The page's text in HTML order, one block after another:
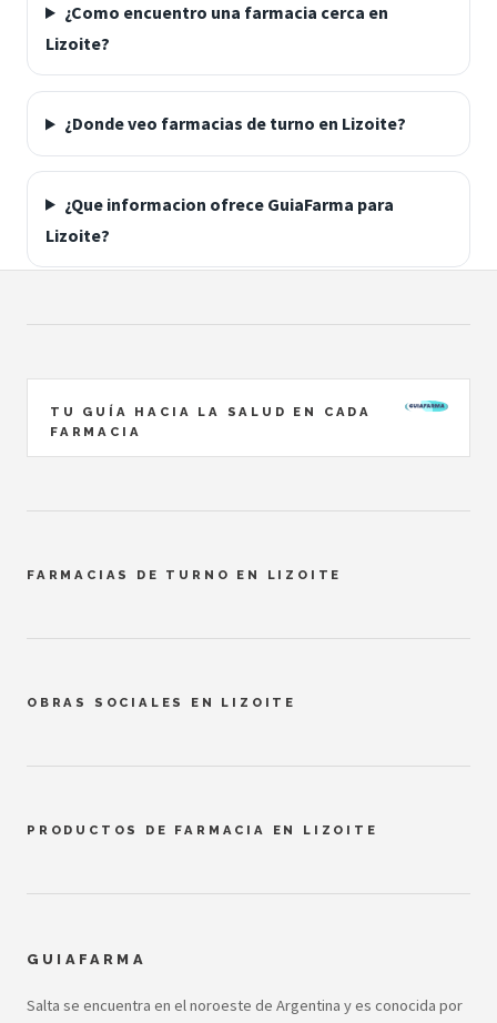
¿Como encuentro una farmacia cerca en
Lizoite?
¿Donde veo farmacias de turno en Lizoite?
¿Que informacion ofrece GuiaFarma para
Lizoite?
TU GUÍA HACIA LA SALUD EN CADA
FARMACIA
FARMACIAS DE TURNO EN LIZOITE
OBRAS SOCIALES EN LIZOITE
PRODUCTOS DE FARMACIA EN LIZOITE
GUIAFARMA
Salta se encuentra en el noroeste de Argentina y es conocida por